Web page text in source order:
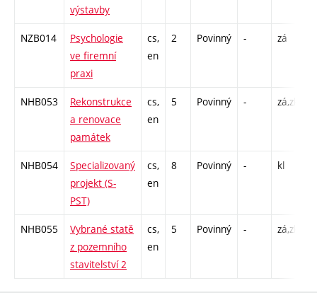
výstavby
NZB014
Psychologie
ve firemní
praxi
cs,
en
2 Povinný - zá
NHB053
Rekonstrukce
a renovace
památek
cs,
en
5 Povinný - zá,zk
NHB054
Specializovaný
projekt (S-
PST)
cs,
en
8 Povinný - kl
NHB055
Vybrané statě
z pozemního
stavitelství 2
cs,
en
5 Povinný - zá,zk